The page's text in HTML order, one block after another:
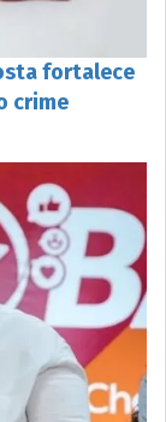
fortalece
crime